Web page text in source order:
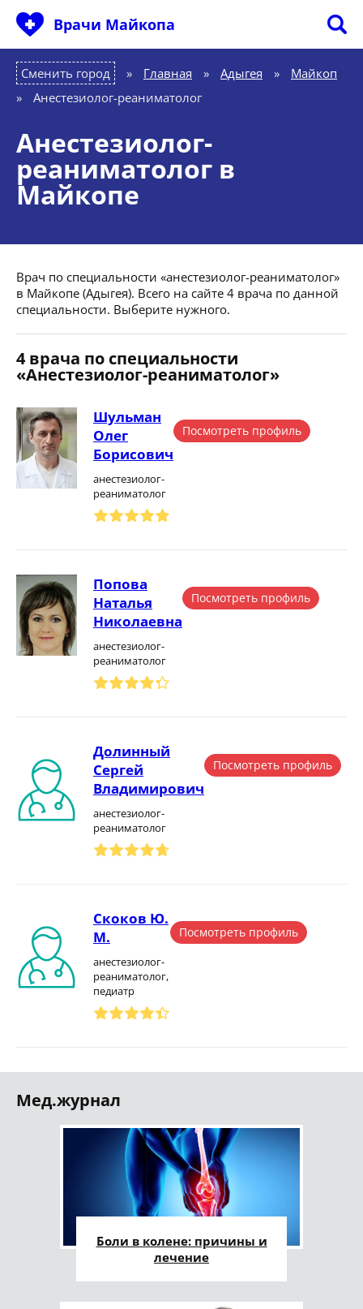
Врачи Майкопа
Сменить город Главная » Адыгея »
Майкоп
»
Анестезиолог-реаниматолог
Анестезиолог-
реаниматолог в
Майкопе
Врач по специальности «анестезиолог-реаниматолог»
в Майкопе (Адыгея). Всего на сайте 4 врача по данной
специальности. Выберите нужного.
4 врача по специальности
«Анестезиолог-реаниматолог»
Шульман
Олег
Борисович
анестезиолог-
реаниматолог
Посмотреть профиль
Попова
Наталья
Николаевна
анестезиолог-
реаниматолог
Посмотреть профиль
Долинный
Сергей
Владимирович
анестезиолог-
реаниматолог
Посмотреть профиль
Скоков Ю.
М.
анестезиолог-
реаниматолог,
педиатр
Посмотреть профиль
Мед.журнал
Боли в колене: причины и
лечение